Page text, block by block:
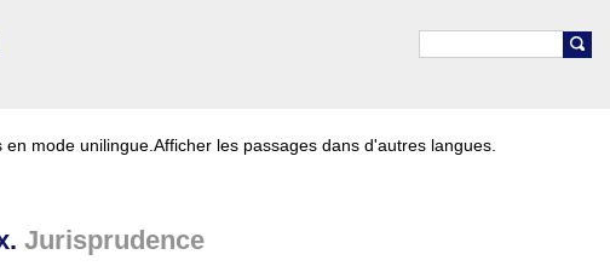
en mode unilingue.Afficher les passages dans d'autres langues.
Jurisprudence